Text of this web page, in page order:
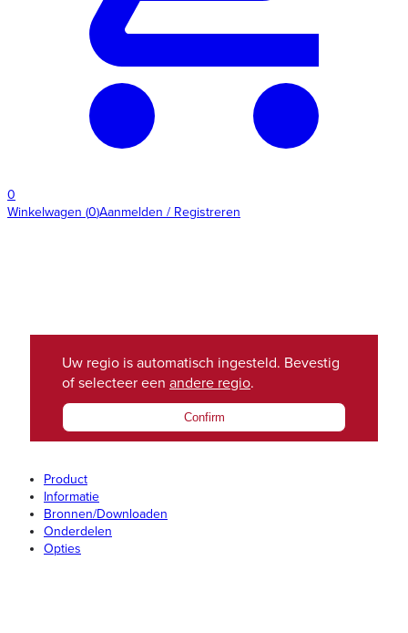
0
Winkelwagen (0)Aanmelden / Registreren
Uw regio is automatisch ingesteld. Bevestig
of selecteer een andere regio.
Confirm
Product
Informatie
Bronnen/Downloaden
Onderdelen
Opties